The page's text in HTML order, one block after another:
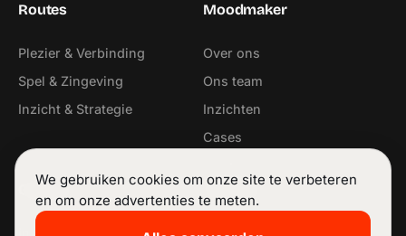
Routes
Plezier & Verbinding
Spel & Zingeving
Inzicht & Strategie
Moodmaker
Over ons
Ons team
Inzichten
Cases
Contact Volg ons
We gebruiken cookies om onze site te verbeteren
en om onze advertenties te meten.